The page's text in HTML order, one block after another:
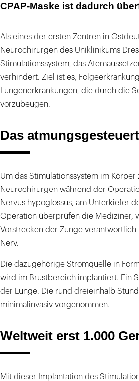
Risiken der Schlafapnoe
CPAP-Maske ist dadurch
Als eines der ersten Zentren in
Neurochirurgen des Uniklinikums
Stimulationssystem, das
verhindert. Ziel ist es,
Lungenerkrankungen, die durch die
vorzubeugen.
Das
Um das Stimulationssystem im
Neurochirurgen während der
Nervus hypoglossus, am Unterkiefer
Operation überprüfen die Mediziner,
Vorstrecken der Zunge
Nerv.
Die dazugehörige Stromquelle in
wird im Brustbereich implantiert. Ein
der Lunge. Die rund dreieinhalb
minimalinvasiv vorgenommen.
Weltweit erst 1.000
Mit dieser Implantation des